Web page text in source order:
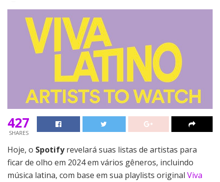
427
SHARES
Hoje, o Spotifyrevelará suas listas de artistas para
ficar de olho em 2024 em vários gêneros, incluindo
música latina, com base em sua playlists original Viva